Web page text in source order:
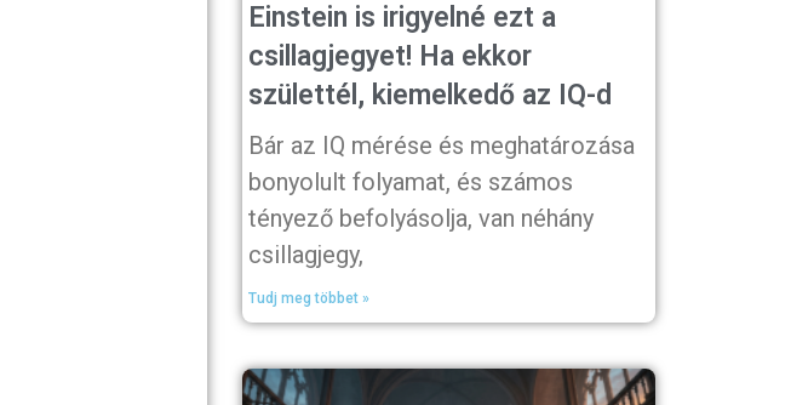
Einstein is irigyelné ezt a
csillagjegyet! Ha ekkor
születtél, kiemelkedő az IQ-d
Bár az IQ mérése és meghatározása
bonyolult folyamat, és számos
tényező befolyásolja, van néhány
csillagjegy,
Tudj meg többet »